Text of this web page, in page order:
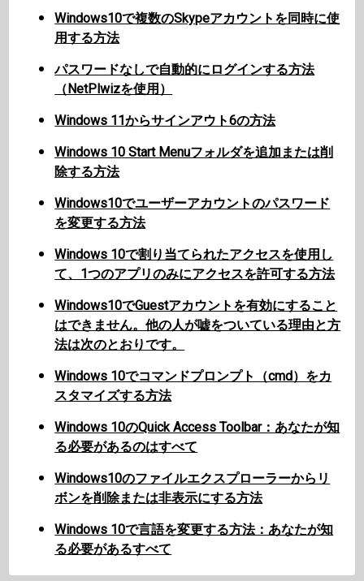
Windows10で複数のSkypeアカウントを同時に使
用する方法
パスワードなしで自動的にログインする方法
（NetPlwizを使用）
Windows 11からサインアウト6の方法
Windows 10 Start Menuフォルダを追加または削
除する方法
Windows10でユーザーアカウントのパスワード
を変更する方法
Windows 10で割り当てられたアクセスを使用し
て、1つのアプリのみにアクセスを許可する方法
Windows10でGuestアカウントを有効にすること
はできません。他の人が嘘をついている理由と方
法は次のとおりです。
Windows 10でコマンドプロンプト（cmd）をカ
スタマイズする方法
Windows 10のQuick Access Toolbar：あなたが知
る必要があるのはすべて
Windows10のファイルエクスプローラーからリ
ボンを削除または非表示にする方法
Windows 10で言語を変更する方法：あなたが知
る必要があるすべて